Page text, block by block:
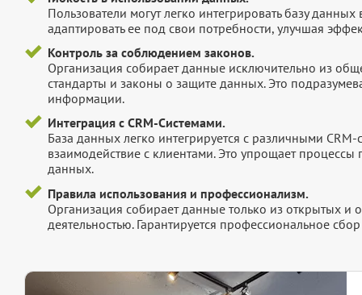
Пользователи могут легко интегрировать базу
адаптировать ее под свои потребности, улучшая
Контроль за соблюдением законов.
Организация собирает данные исключительно из
стандарты и законы о защите данных. Это
информации.
Интеграция с CRM-Системами.
База данных легко интегрируется с различными
взаимодействие с клиентами. Это упрощает
данных.
Правила использования и профессионализм.
Организация собирает данные только из открытых и
деятельностью. Гарантируется профессиональное